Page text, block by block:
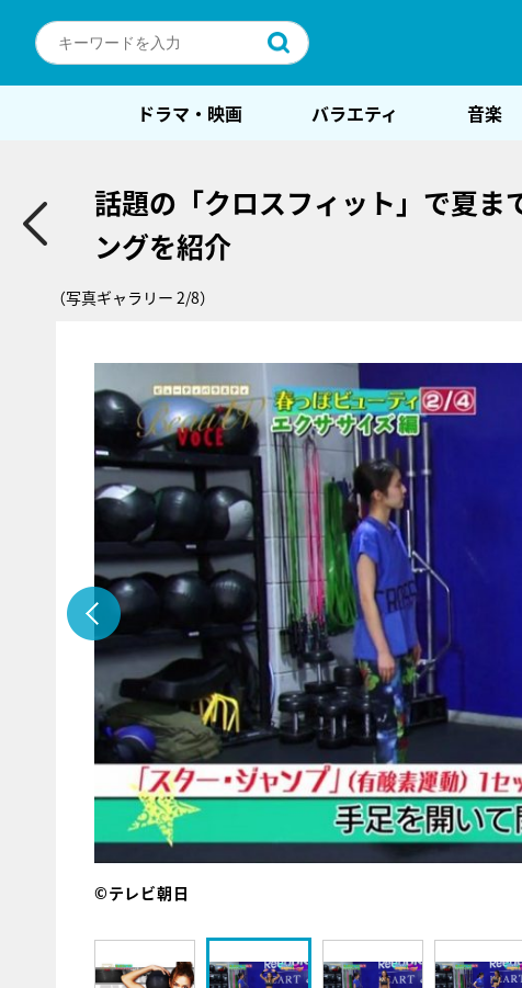
ドラマ・映画 バラエティ 音楽
話題の「クロスフィット」で夏ま
ングを紹介
（写真ギャラリー 2/8）
©テレビ朝日